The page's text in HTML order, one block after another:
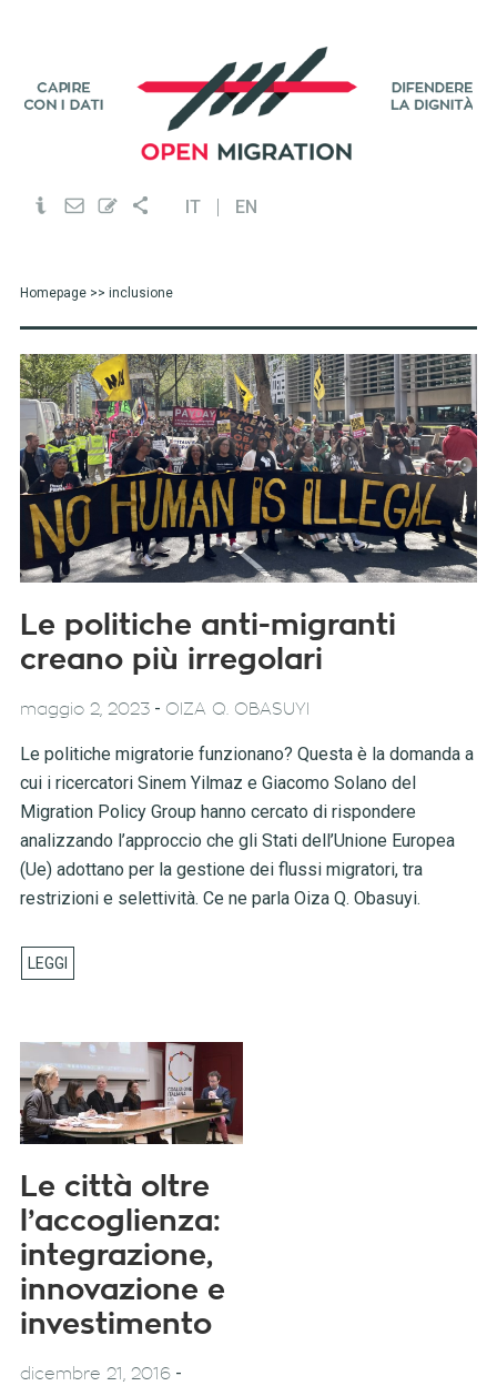
IT EN
Homepage>> inclusione
Le politiche anti-migranti
creano più irregolari
maggio 2, 2023- OIZA Q. OBASUYI
Le politiche migratorie funzionano? Questa è la domanda a
cui i ricercatori Sinem Yilmaz e Giacomo Solano del
Migration Policy Group hanno cercato di rispondere
analizzando l’approccio che gli Stati dell’Unione Europea
(Ue) adottano per la gestione dei flussi migratori, tra
restrizioni e selettività. Ce ne parla Oiza Q. Obasuyi.
Le città oltre
l’accoglienza:
integrazione,
innovazione e
investimento
dicembre 21, 2016-